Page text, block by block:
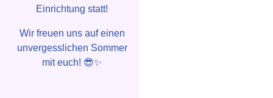
Einrichtung statt!
Wir freuen uns auf einen
unvergesslichen Sommer
mit euch! 😎✨